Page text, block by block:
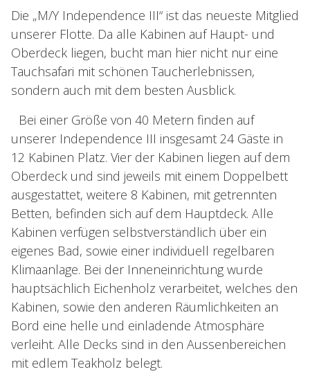
Die „M/Y Independence III“ ist das neueste Mitglied
unserer Flotte. Da alle Kabinen auf Haupt- und
Oberdeck liegen, bucht man hier nicht nur eine
Tauchsafari mit schönen Taucherlebnissen,
sondern auch mit dem besten Ausblick.
Bei einer Größe von 40 Metern finden auf
unserer Independence III insgesamt 24 Gäste in
12 Kabinen Platz. Vier der Kabinen liegen auf dem
Oberdeck und sind jeweils mit einem Doppelbett
ausgestattet, weitere 8 Kabinen, mit getrennten
Betten, befinden sich auf dem Hauptdeck. Alle
Kabinen verfügen selbstverständlich über ein
eigenes Bad, sowie einer individuell regelbaren
Klimaanlage. Bei der Inneneinrichtung wurde
hauptsächlich Eichenholz verarbeitet, welches den
Kabinen, sowie den anderen Räumlichkeiten an
Bord eine helle und einladende Atmosphäre
verleiht. Alle Decks sind in den Aussenbereichen
mit edlem Teakholz belegt.